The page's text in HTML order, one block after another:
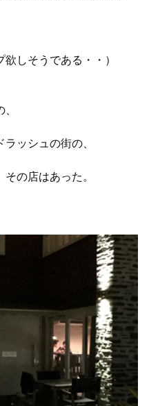
欲しそうである・・）
ッシュの街の、
の店はあった。